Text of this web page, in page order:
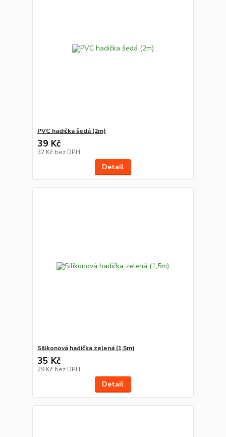
PVC hadička šedá (2m)
39 Kč
32 Kč bez DPH
Detail
Silikonová hadička zelená (1,5m)
35 Kč
29 Kč bez DPH
Detail